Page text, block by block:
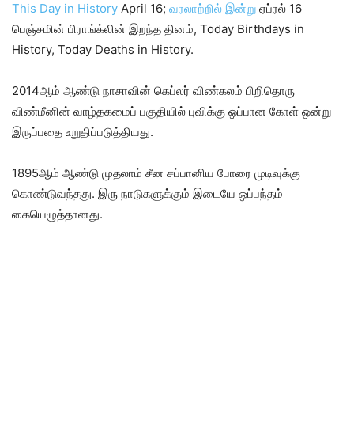
This Day in History April 16; வரலாற்றில் இன்று ஏப்ரல் 16
பெஞ்சமின் பிராங்க்லின் இறந்த தினம், Today Birthdays in
History, Today Deaths in History.
2014ஆம் ஆண்டு நாசாவின் கெப்லர் விண்கலம் பிறிதொரு
விண்மீனின் வாழ்தகமைப் பகுதியில் புவிக்கு ஒப்பான கோள் ஒன்று
இருப்பதை உறுதிப்படுத்தியது.
1895ஆம் ஆண்டு முதலாம் சீன சப்பானிய போரை முடிவுக்கு
கொண்டுவந்தது. இரு நாடுகளுக்கும் இடையே ஒப்பந்தம்
கையெழுத்தானது.